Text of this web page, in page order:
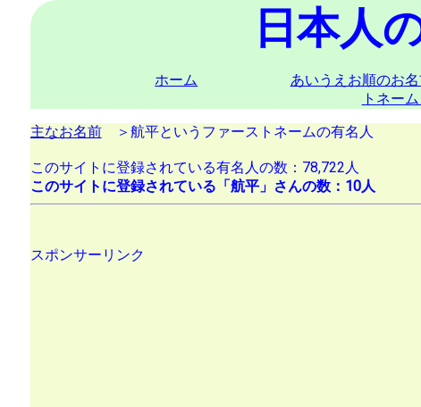
日本人
ホーム
あいうえお順のお
トネーム
主なお名前＞航平というファーストネームの有名人
このサイトに登録されている有名人の数：78,722人
このサイトに登録されている「航平」さんの数：10人
スポンサーリンク